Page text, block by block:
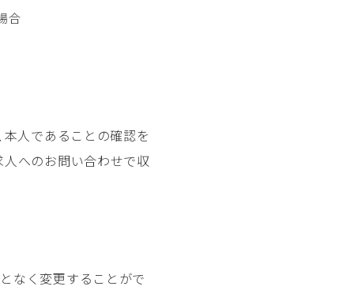
合
本人であることの確認を
人へのお問い合わせで収
なく変更することがで